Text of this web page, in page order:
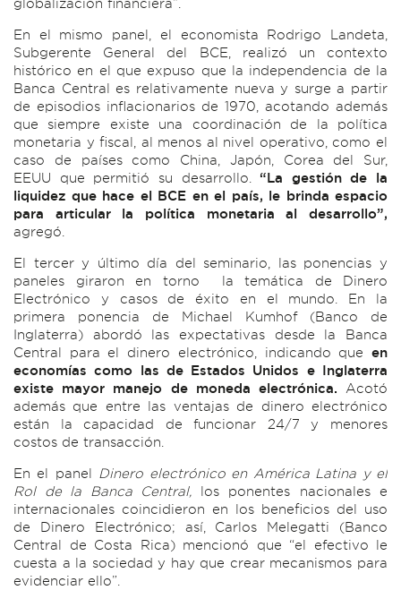
En el mismo panel, el economista Rodrigo Landeta,
Subgerente General del BCE, realizó un contexto
histórico en el que expuso que la independencia de la
Banca Central es relativamente nueva y surge a partir
de episodios inflacionarios de 1970, acotando además
que siempre existe una coordinación de la política
monetaria y fiscal, al menos al nivel operativo, como el
caso de países como China, Japón, Corea del Sur,
EEUU que permitió su desarrollo. “La gestión de la
liquidez que hace el BCE en el país, le brinda espacio
para articular la política monetaria al desarrollo”,
agregó.
El tercer y último día del seminario, las ponencias y
paneles giraron en torno la temática de Dinero
Electrónico y casos de éxito en el mundo. En la
primera ponencia de Michael Kumhof (Banco de
Inglaterra) abordó las expectativas desde la Banca
Central para el dinero electrónico, indicando que en
economías como las de Estados Unidos e Inglaterra
existe mayor manejo de moneda electrónica. Acotó
además que entre las ventajas de dinero electrónico
están la capacidad de funcionar 24/7 y menores
costos de transacción.
En el panel Dinero electrónico en América Latina y el
Rol de la Banca Central, los ponentes nacionales e
internacionales coincidieron en los beneficios del uso
de Dinero Electrónico; así, Carlos Melegatti (Banco
Central de Costa Rica) mencionó que “el efectivo le
cuesta a la sociedad y hay que crear mecanismos para
evidenciar ello”.